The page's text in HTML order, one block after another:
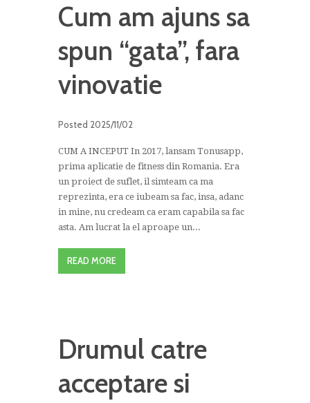
Cum am ajuns sa
spun “gata”, fara
vinovatie
Posted 2025/11/02
CUM A INCEPUT In 2017, lansam Tonusapp,
prima aplicatie de fitness din Romania. Era
un proiect de suflet, il simteam ca ma
reprezinta, era ce iubeam sa fac, insa, adanc
in mine, nu credeam ca eram capabila sa fac
asta. Am lucrat la el aproape un...
READ MORE
Drumul catre
acceptare si